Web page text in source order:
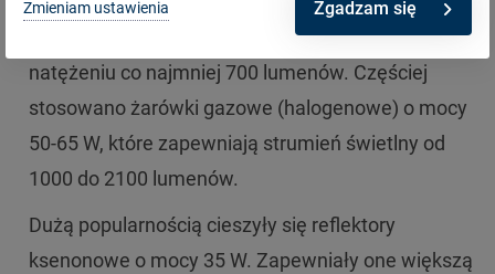
Żarówki te wytwarzały strumień świetlny o
natężeniu co najmniej 700 lumenów. Częściej
stosowano żarówki gazowe (halogenowe) o mocy
50-65 W, które zapewniają strumień świetlny od
1000 do 2100 lumenów.
Dużą popularnością cieszyły się reflektory
ksenonowe o mocy 35 W. Zapewniały one większą
Zmieniam ustawienia Zgadzam się